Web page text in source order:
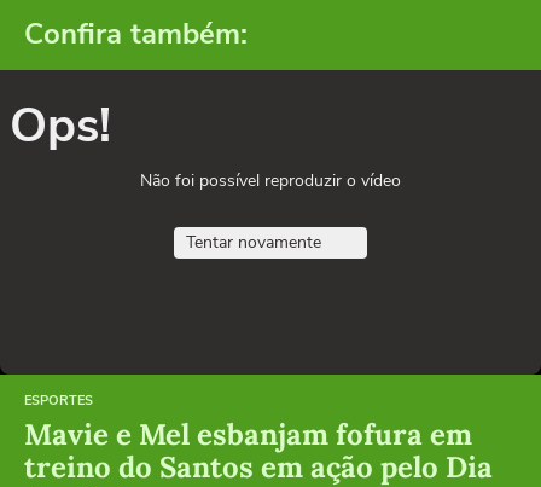
Confira também:
Ops!
Não foi possível reproduzir o vídeo
Tentar novamente
ESPORTES
Mavie e Mel esbanjam fofura em
treino do Santos em ação pelo Dia